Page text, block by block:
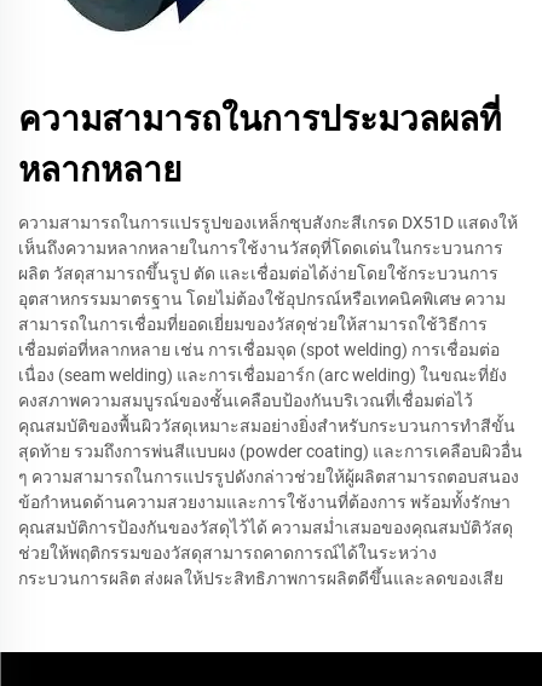
ความสามารถในการประมวลผลที่
หลากหลาย
ความสามารถในการแปรรูปของเหล็กชุบสังกะสีเกรด DX51D แสดงให้
เห็นถึงความหลากหลายในการใช้งานวัสดุที่โดดเด่นในกระบวนการ
ผลิต วัสดุสามารถขึ้นรูป ตัด และเชื่อมต่อได้ง่ายโดยใช้กระบวนการ
อุตสาหกรรมมาตรฐาน โดยไม่ต้องใช้อุปกรณ์หรือเทคนิคพิเศษ ความ
สามารถในการเชื่อมที่ยอดเยี่ยมของวัสดุช่วยให้สามารถใช้วิธีการ
เชื่อมต่อที่หลากหลาย เช่น การเชื่อมจุด (spot welding) การเชื่อมต่อ
เนื่อง (seam welding) และการเชื่อมอาร์ก (arc welding) ในขณะที่ยัง
คงสภาพความสมบูรณ์ของชั้นเคลือบป้องกันบริเวณที่เชื่อมต่อไว้
คุณสมบัติของพื้นผิววัสดุเหมาะสมอย่างยิ่งสำหรับกระบวนการทำสีขั้น
สุดท้าย รวมถึงการพ่นสีแบบผง (powder coating) และการเคลือบผิวอื่น
ๆ ความสามารถในการแปรรูปดังกล่าวช่วยให้ผู้ผลิตสามารถตอบสนอง
ข้อกำหนดด้านความสวยงามและการใช้งานที่ต้องการ พร้อมทั้งรักษา
คุณสมบัติการป้องกันของวัสดุไว้ได้ ความสม่ำเสมอของคุณสมบัติวัสดุ
ช่วยให้พฤติกรรมของวัสดุสามารถคาดการณ์ได้ในระหว่าง
กระบวนการผลิต ส่งผลให้ประสิทธิภาพการผลิตดีขึ้นและลดของเสีย